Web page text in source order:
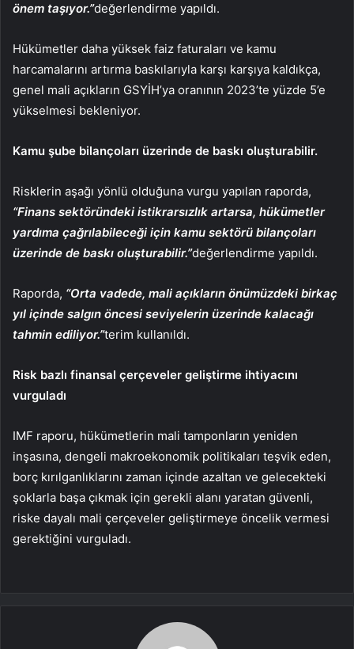
önem taşıyor.”değerlendirme yapıldı.
Hükümetler daha yüksek faiz faturaları ve kamu
harcamalarını artırma baskılarıyla karşı karşıya kaldıkça,
genel mali açıkların GSYİH’ya oranının 2023’te yüzde 5’e
yükselmesi bekleniyor.
Kamu şube bilançoları üzerinde de baskı oluşturabilir.
Risklerin aşağı yönlü olduğuna vurgu yapılan raporda,
“Finans sektöründeki istikrarsızlık artarsa, hükümetler
yardıma çağrılabileceği için kamu sektörü bilançoları
üzerinde de baskı oluşturabilir.”değerlendirme yapıldı.
Raporda, “Orta vadede, mali açıkların önümüzdeki birkaç
yıl içinde salgın öncesi seviyelerin üzerinde kalacağı
tahmin ediliyor.”terim kullanıldı.
Risk bazlı finansal çerçeveler geliştirme ihtiyacını
vurguladı
IMF raporu, hükümetlerin mali tamponların yeniden
inşasına, dengeli makroekonomik politikaları teşvik eden,
borç kırılganlıklarını zaman içinde azaltan ve gelecekteki
şoklarla başa çıkmak için gerekli alanı yaratan güvenli,
riske dayalı mali çerçeveler geliştirmeye öncelik vermesi
gerektiğini vurguladı.